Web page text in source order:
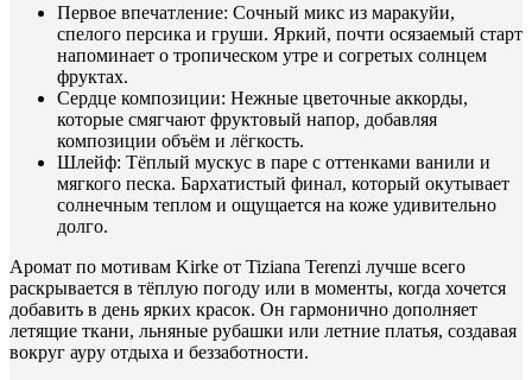
Первое впечатление: Сочный микс из маракуйи,
спелого персика и груши. Яркий, почти осязаемый старт
напоминает о тропическом утре и согретых солнцем
фруктах.
Сердце композиции: Нежные цветочные аккорды,
которые смягчают фруктовый напор, добавляя
композиции объём и лёгкость.
Шлейф: Тёплый мускус в паре с оттенками ванили и
мягкого песка. Бархатистый финал, который окутывает
солнечным теплом и ощущается на коже удивительно
долго.
Аромат по мотивам Kirke от Tiziana Terenzi лучше всего
раскрывается в тёплую погоду или в моменты, когда хочется
добавить в день ярких красок. Он гармонично дополняет
летящие ткани, льняные рубашки или летние платья, создавая
вокруг ауру отдыха и беззаботности.